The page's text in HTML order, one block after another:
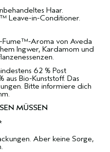
Haar.
Leave-in-Conditioner.
Fume™-Aroma von Aveda
Ingwer, Kardamom und
62 % Post
aus Bio-Kunststoff. Das
Bitte informiere dich
MÜSSEN
Aber keine Sorge,